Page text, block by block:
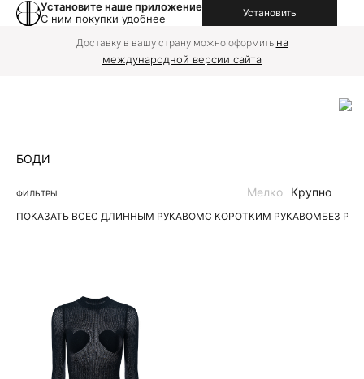
Установите наше приложение
С ним покупки удобнее
Установить
Доставку в вашу страну можно оформить на
международной версии сайта
БОДИ
ФИЛЬТРЫ
ПОКАЗАТЬ ВСЕС ДЛИННЫМ РУКАВОМС КОРОТКИМ РУКАВОМБЕЗ
Мелко Крупно